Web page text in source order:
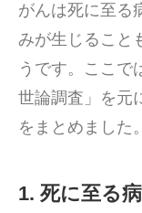
がんは死に至る
みが生じること
うです。ここで
世論調査」を元
をまとめました。
1. 死に至る